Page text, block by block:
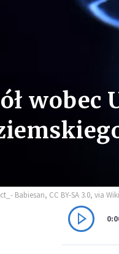
wobec
Babiesan, CC BY-SA 3.0, via